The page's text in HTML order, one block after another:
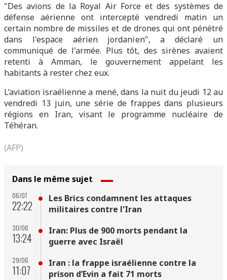
"Des avions de la Royal Air Force et des systèmes de
défense aérienne ont intercepté vendredi matin un
certain nombre de missiles et de drones qui ont pénétré
dans l'espace aérien jordanien", a déclaré un
communiqué de l'armée. Plus tôt, des sirènes avaient
retenti à Amman, le gouvernement appelant les
habitants à rester chez eux.
L’aviation israélienne a mené, dans la nuit du jeudi 12 au
vendredi 13 juin, une série de frappes dans plusieurs
régions en Iran, visant le programme nucléaire de
Téhéran.
(AFP)
Dans le même sujet
06/07
22:22
Les Brics condamnent les attaques
militaires contre l'Iran
30/06
13:24
Iran: Plus de 900 morts pendant la
guerre avec Israël
29/06
11:07
Iran : la frappe israélienne contre la
prison d’Evin a fait 71 morts